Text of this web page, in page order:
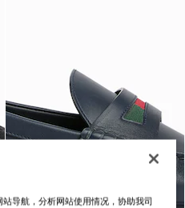
导航，分析网站使用情况，协助我司